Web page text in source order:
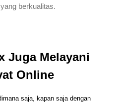
berkualitas.
Juga Melayani
Online
saja, kapan saja dengan